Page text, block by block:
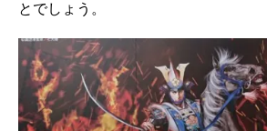
とでしょう。